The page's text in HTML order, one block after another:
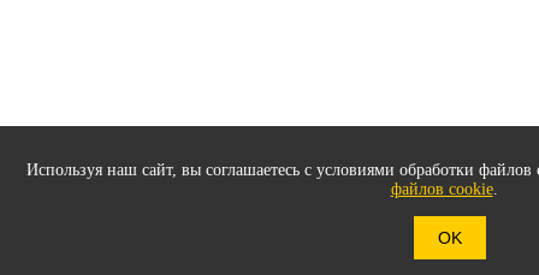
Используя наш сайт, вы соглашаетесь с условиями обработки
файлов cookie.
OK